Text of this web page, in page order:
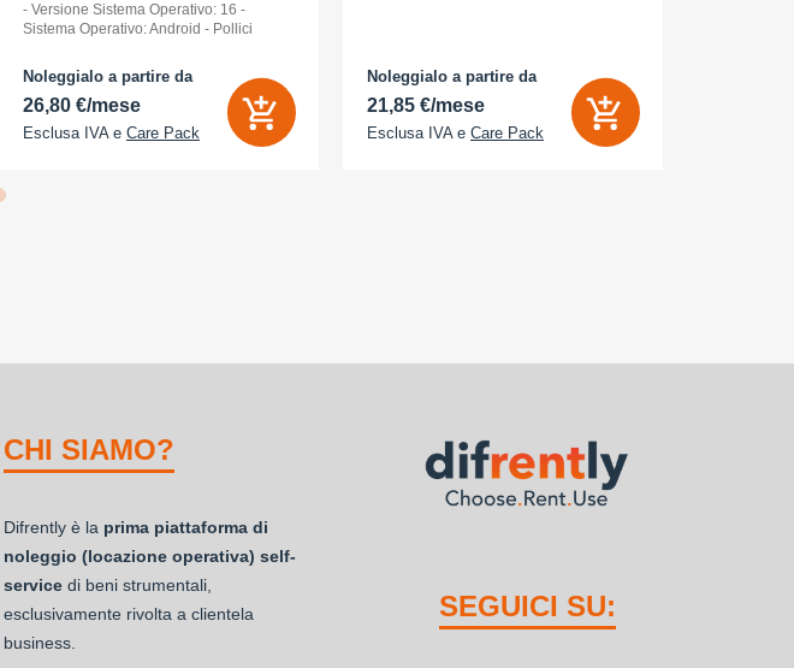
- Versione Sistema Operativo: 16 -
Sistema Operativo: Android - Pollici
- Memoria Interna (ROM): 512 GB -
Espandibile fino a: 0 GB - Dual Sim: Sì
Noleggialo a partire da
26,80 €/mese
Esclusa IVA e Care Pack
Noleggialo a partire da
21,85 €/mese
Esclusa IVA e Care Pack
CHI SIAMO?
Difrently è la prima piattaforma di
noleggio (locazione operativa) self-
service di beni strumentali,
esclusivamente rivolta a clientela
business.
SEGUICI SU: